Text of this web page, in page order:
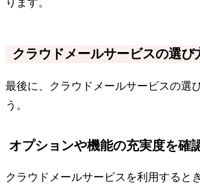
ります。
クラウドメールサービスの選び
最後に、クラウドメールサービスの選
う。
オプションや機能の充実度を確
クラウドメールサービスを利用すると